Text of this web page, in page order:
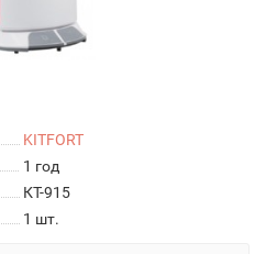
KITFORT
1 год
КТ-915
1 шт.